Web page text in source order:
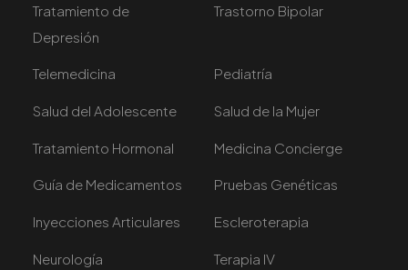
Tratamiento de
Depresión
Trastorno Bipolar
Telemedicina Pediatría
Salud del Adolescente Salud de la Mujer
Tratamiento Hormonal Medicina Concierge
Guía de Medicamentos Pruebas Genéticas
Inyecciones Articulares Escleroterapia
Neurología Terapia IV